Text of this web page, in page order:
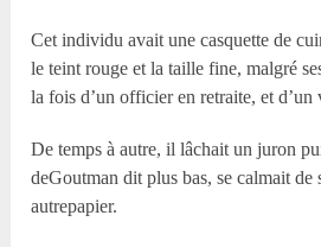
Cet individu avait une casquette de
le teint rouge et la taille fine, malgré
la fois d’un officier en retraite, et d’un
De temps à autre, il lâchait un juron
deGoutman dit plus bas, se calmait de
autrepapier.